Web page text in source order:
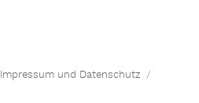
Impressum und Datenschutz